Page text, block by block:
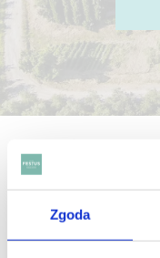
Zgoda
Archiwum